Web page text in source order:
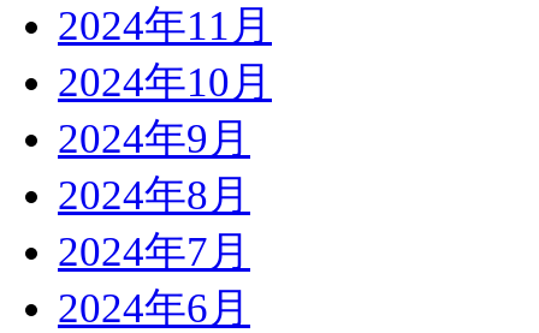
2024年11月
2024年10月
2024年9月
2024年8月
2024年7月
2024年6月